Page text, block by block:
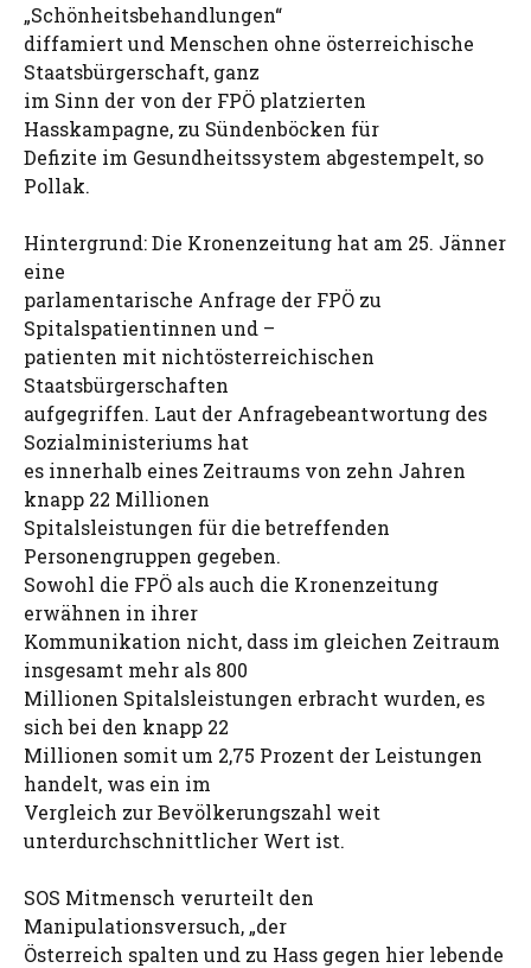
„Schönheitsbehandlungen“
diffamiert und Menschen ohne österreichische
Staatsbürgerschaft, ganz
im Sinn der von der FPÖ platzierten
Hasskampagne, zu Sündenböcken für
Defizite im Gesundheitssystem abgestempelt, so
Pollak.
Hintergrund: Die Kronenzeitung hat am 25. Jänner
eine
parlamentarische Anfrage der FPÖ zu
Spitalspatientinnen und –
patienten mit nichtösterreichischen
Staatsbürgerschaften
aufgegriffen. Laut der Anfragebeantwortung des
Sozialministeriums hat
es innerhalb eines Zeitraums von zehn Jahren
knapp 22 Millionen
Spitalsleistungen für die betreffenden
Personengruppen gegeben.
Sowohl die FPÖ als auch die Kronenzeitung
erwähnen in ihrer
Kommunikation nicht, dass im gleichen Zeitraum
insgesamt mehr als 800
Millionen Spitalsleistungen erbracht wurden, es
sich bei den knapp 22
Millionen somit um 2,75 Prozent der Leistungen
handelt, was ein im
Vergleich zur Bevölkerungszahl weit
unterdurchschnittlicher Wert ist.
SOS Mitmensch verurteilt den
Manipulationsversuch, „der
Österreich spalten und zu Hass gegen hier lebende